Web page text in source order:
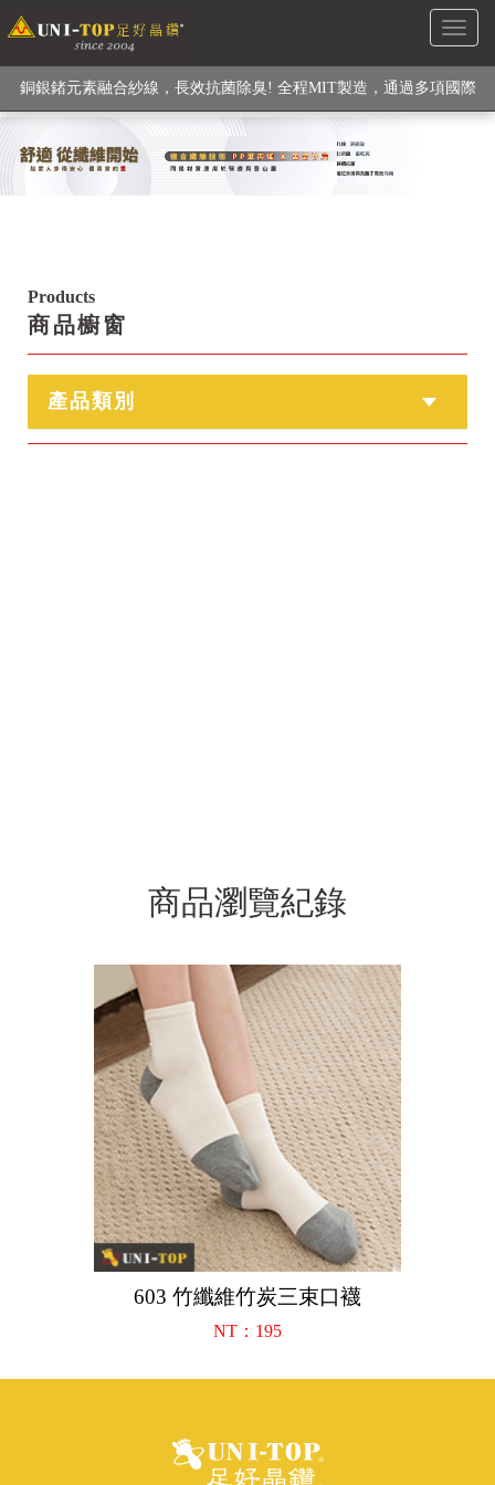
Toggle
級高性能纖維素材), 機能貼身衣物No. 1
銅銀鍺元素融合紗線，長效抗菌除臭! 全程MIT製造，通過多項國際
檢驗
【快來點我】H型銅銀纖維長效PP能量護膝! 支撐. 包覆感. 超透氣.
Products
商品櫥窗
產品類別
商品瀏覽紀錄
603 竹纖維竹炭三束口襪
NT：195